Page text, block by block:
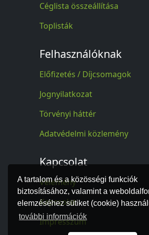
A tartalom és a közösségi funkciók
biztosításához, valamint a
elemzéséhez sütiket (cookie)
további információk
Céglista összeállítása
Toplisták
Felhasználóknak
Előfizetés / Díjcsomagok
Jognyilatkozat
Törvényi háttér
Adatvédelmi közlemény
Kapcsolat
Vélemény
Kapcsolat
Impresszum